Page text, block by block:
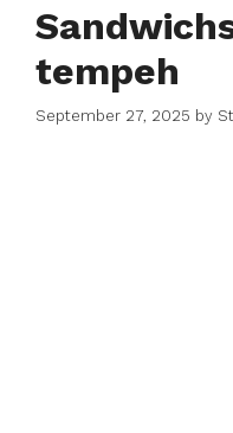
tempeh
September 27, 2025 by